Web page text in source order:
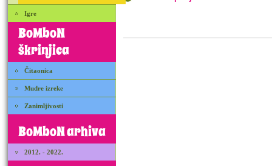
Igre
BoMboN
škrinjica
Čitaonica
Mudre izreke
Zanimljivosti
BoMboN arhiva
2012. - 2022.